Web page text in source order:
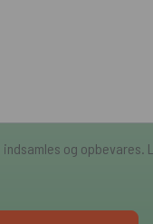
og opbevares.